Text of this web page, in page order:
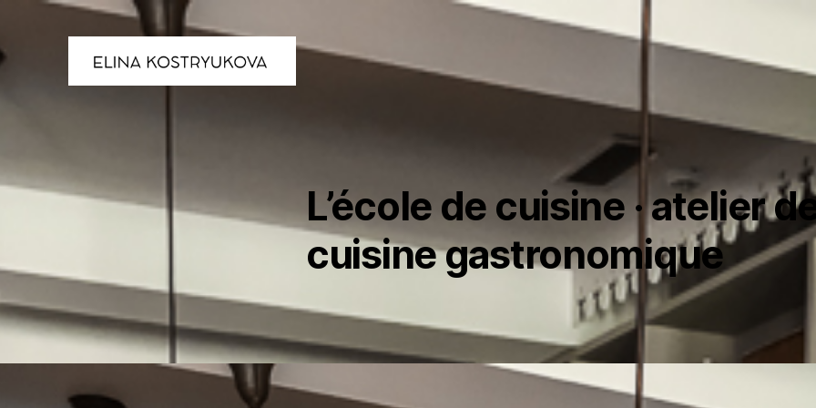
L’école de cuisine · atelier
cuisine gastronomique